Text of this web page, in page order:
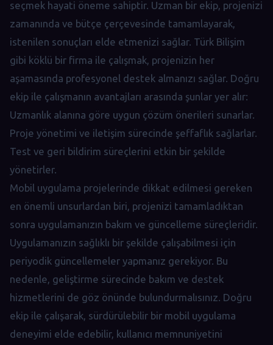
seçmek hayati öneme sahiptir. Uzman bir ekip, projenizi
zamanında ve bütçe çerçevesinde tamamlayarak,
istenilen sonuçları elde etmenizi sağlar. Türk Bilişim
gibi köklü bir firma ile çalışmak, projenizin her
aşamasında profesyonel destek almanızı sağlar. Doğru
ekip ile çalışmanın avantajları arasında şunlar yer alır:
Uzmanlık alanına göre uygun çözüm önerileri sunarlar.
Proje yönetimi ve iletişim sürecinde şeffaflık sağlarlar.
Test ve geri bildirim süreçlerini etkin bir şekilde
yönetirler.
Mobil uygulama projelerinde dikkat edilmesi gereken
en önemli unsurlardan biri, projenizi tamamladıktan
sonra uygulamanızın bakım ve güncelleme süreçleridir.
Uygulamanızın sağlıklı bir şekilde çalışabilmesi için
periyodik güncellemeler yapmanız gerekiyor. Bu
nedenle, geliştirme sürecinde bakım ve destek
hizmetlerini de göz önünde bulundurmalısınız. Doğru
ekip ile çalışarak, sürdürülebilir bir mobil uygulama
deneyimi elde edebilir, kullanıcı memnuniyetini